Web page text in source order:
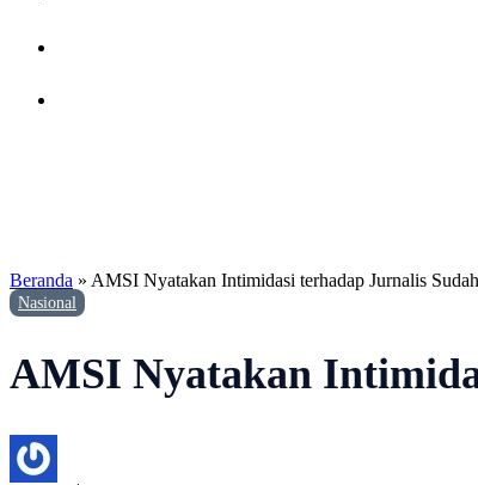
Beranda » AMSI Nyatakan Intimidasi terhadap Jurnalis
Nasional
AMSI Nyatakan